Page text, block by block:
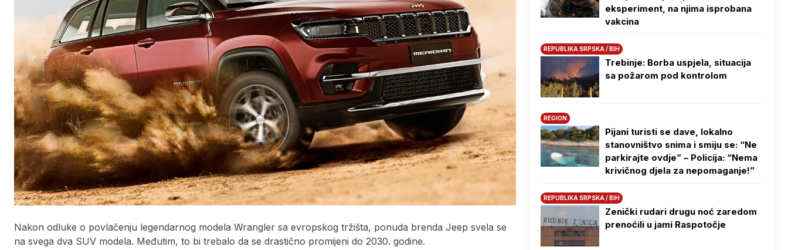
Nakon odluke o povlačenju legendarnog modela Wrangler sa evropskog tržišta, ponuda brenda Jeep svela se
na svega dva SUV modela. Međutim, to bi trebalo da se drastično promijeni do 2030. godine.
eksperiment, na njima isprobana
vakcina
REPUBLIKA SRPSKA / BIH
Trebinje: Borba uspjela, situacija
sa požarom pod kontrolom
REGION
Pijani turisti se dave, lokalno
stanovništvo snima i smiju se: “Ne
parkirajte ovdje” – Policija: “Nema
krivičnog djela za nepomaganje!”
REPUBLIKA SRPSKA / BIH
Zenički rudari drugu noć zaredom
prenoćili u jami Raspotočje